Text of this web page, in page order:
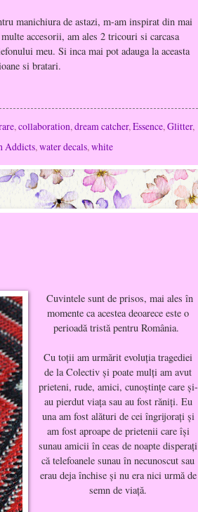
manichiura de astazi, m-am inspirat din mai
multe accesorii, am ales 2 tricouri si carcasa
meu. Si inca mai pot adauga la aceasta
si bratari.
,collaboration,dream catcher,Essence,Glitter,
Addicts,water decals,white
Cuvintele sunt de prisos, mai ales în
momente ca acestea deoarece este o
perioadă tristă pentru România.
Cu toţii am urmărit evoluţia tragediei
de la Colectiv şi poate mulţi am avut
prieteni, rude, amici, cunoştinţe care şi-
au pierdut viaţa sau au fost răniţi. Eu
una am fost alături de cei îngrijoraţi şi
am fost aproape de prietenii care îşi
sunau amicii în ceas de noapte disperaţi
că telefoanele sunau în necunoscut sau
erau deja închise şi nu era nici urmă de
semn de viaţă.